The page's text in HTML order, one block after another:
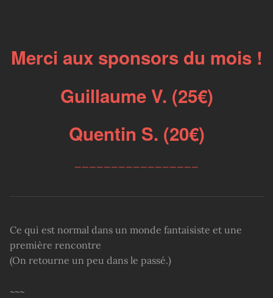
Merci aux sponsors du mois !
Guillaume V. (25€)
Quentin S. (20€)
Ce qui est normal dans un monde fantaisiste et une
première rencontre
(On retourne un peu dans le passé.)
~~~